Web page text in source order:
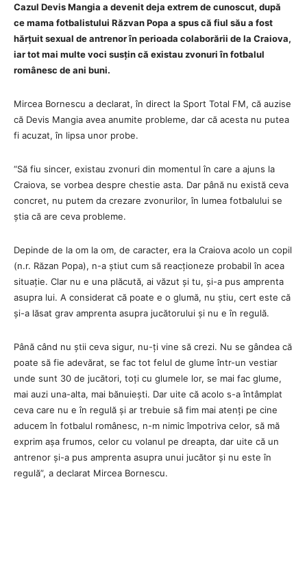
Cazul Devis Mangia a devenit deja extrem de cunoscut, după
ce mama fotbalistului Răzvan Popa a spus că fiul său a fost
hărțuit sexual de antrenor în perioada colaborării de la Craiova,
iar tot mai multe voci susțin că existau zvonuri în fotbalul
românesc de ani buni.
Mircea Bornescu a declarat, în direct la Sport Total FM, că auzise
că Devis Mangia avea anumite probleme, dar că acesta nu putea
fi acuzat, în lipsa unor probe.
“Să fiu sincer, existau zvonuri din momentul în care a ajuns la
Craiova, se vorbea despre chestie asta. Dar până nu există ceva
concret, nu putem da crezare zvonurilor, în lumea fotbalului se
știa că are ceva probleme.
Depinde de la om la om, de caracter, era la Craiova acolo un copil
(n.r. Răzan Popa), n-a știut cum să reacționeze probabil în acea
situație. Clar nu e una plăcută, ai văzut și tu, și-a pus amprenta
asupra lui. A considerat că poate e o glumă, nu știu, cert este că
și-a lăsat grav amprenta asupra jucătorului și nu e în regulă.
Până când nu știi ceva sigur, nu-ți vine să crezi. Nu se gândea că
poate să fie adevărat, se fac tot felul de glume într-un vestiar
unde sunt 30 de jucători, toți cu glumele lor, se mai fac glume,
mai auzi una-alta, mai bănuiești. Dar uite că acolo s-a întâmplat
ceva care nu e în regulă și ar trebuie să fim mai atenți pe cine
aducem în fotbalul românesc, n-m nimic împotriva celor, să mă
exprim așa frumos, celor cu volanul pe dreapta, dar uite că un
antrenor și-a pus amprenta asupra unui jucător și nu este în
regulă”, a declarat Mircea Bornescu.